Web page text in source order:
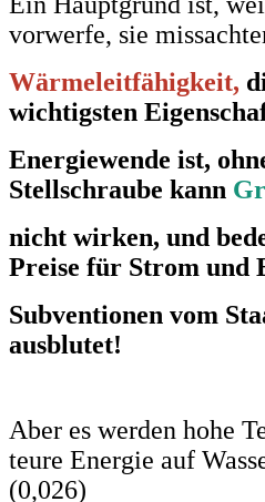
vorwerfe, sie
Wärmeleitfähigkeit,
wichtigsten
Energiewende ist,
Stellschraube kann
nicht wirken, und
Preise für Strom und
Subventionen vom
ausblutet!
Aber es werden hohe
teure Energie auf
(0,026)